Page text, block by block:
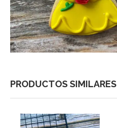
PRODUCTOS SIMILARES